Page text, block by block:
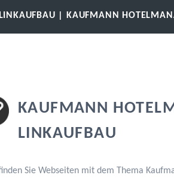
| KAUFMANN
KAUFMANN
LINKAUFBAU
Sie Webseiten mit dem Thema